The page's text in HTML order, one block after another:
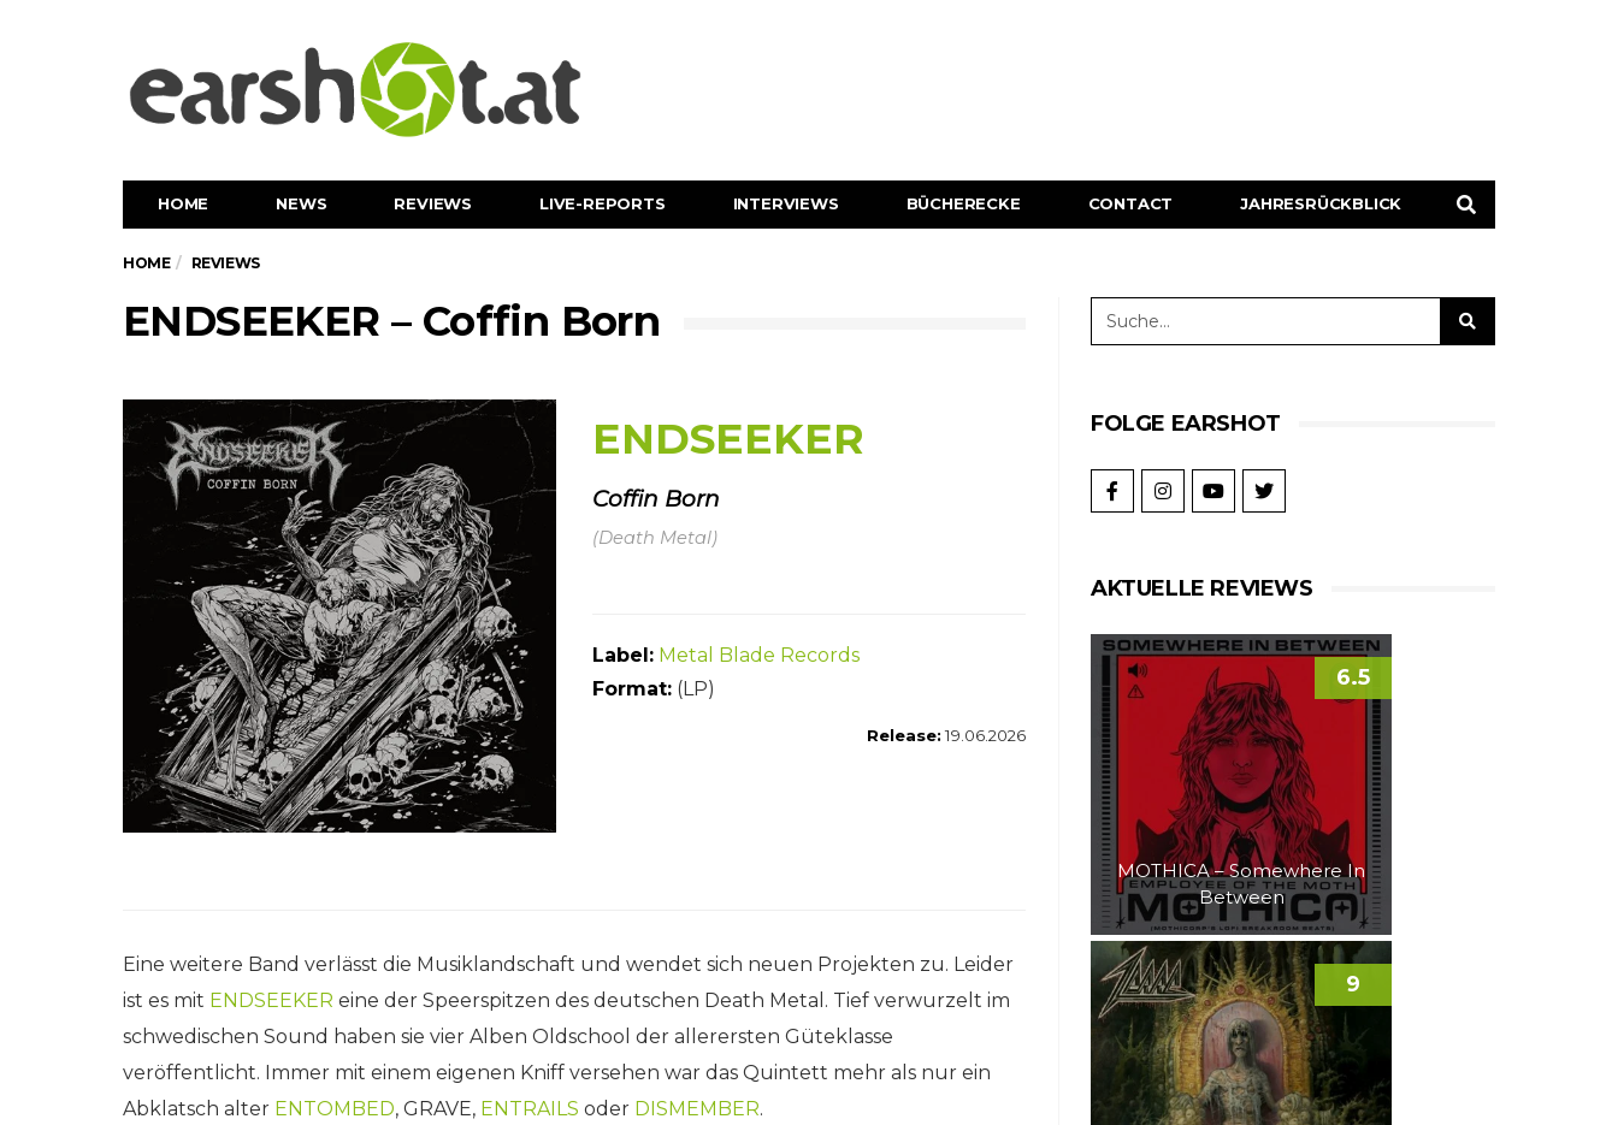
HOME NEWS REVIEWS LIVE-REPORTS INTERVIEWS BÜCHERECKE CONTACT JAHRESRÜCKBLICK
HOME REVIEWS
ENDSEEKER – Coffin Born
ENDSEEKER
Coffin Born
(Death Metal)
Label: Metal Blade Records
Format: (LP)
Release:19.06.2026
Eine weitere Band verlässt die Musiklandschaft und wendet sich neuen Projekten zu. Leider
ist es mit ENDSEEKER eine der Speerspitzen des deutschen Death Metal. Tief verwurzelt im
schwedischen Sound haben sie vier Alben Oldschool der allerersten Güteklasse
veröffentlicht. Immer mit einem eigenen Kniff versehen war das Quintett mehr als nur ein
Abklatsch alter ENTOMBED, GRAVE, ENTRAILS oder DISMEMBER.
FOLGE EARSHOT
AKTUELLE REVIEWS
MOTHICA – Somewhere In
Between
6.5
9